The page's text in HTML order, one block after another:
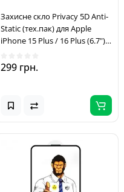
Захисне скло Privacy 5D Anti-
Static (тех.пак) для Apple
iPhone 15 Plus / 16 Plus (6.7")
299 грн.